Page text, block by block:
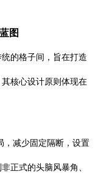
图
的格子间，旨在打造
核心设计原则体现在
，减少固定隔断，设置
正式的头脑风暴角、